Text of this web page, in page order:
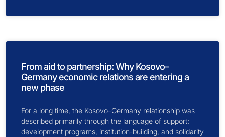
From aid to partnership: Why Kosovo–
Germany economic relations are entering a
new phase
For a long time, the Kosovo–Germany relationship was
described primarily through the language of support:
development programs, institution-building, and solidarity